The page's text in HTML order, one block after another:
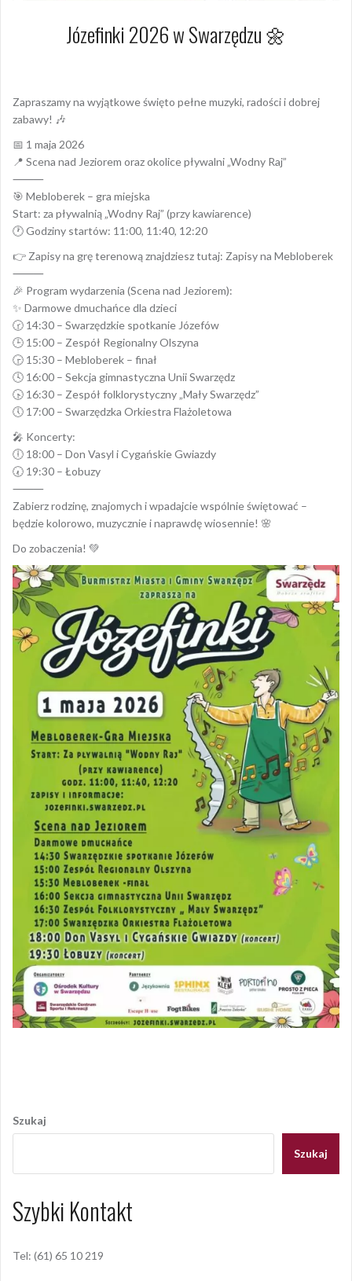
Józefinki 2026 w Swarzędzu 🌼
Zapraszamy na wyjątkowe święto pełne muzyki, radości i dobrej
zabawy! 🎶
📅 1 maja 2026
📍 Scena nad Jeziorem oraz okolice pływalni „Wodny Raj”
⸻
🎯 Mebloberek – gra miejska
Start: za pływalnią „Wodny Raj” (przy kawiarence)
🕐 Godziny startów: 11:00, 11:40, 12:20
👉 Zapisy na grę terenową znajdziesz tutaj: Zapisy na Mebloberek
⸻
🎉 Program wydarzenia (Scena nad Jeziorem):
✨ Darmowe dmuchańce dla dzieci
🕝 14:30 – Swarzędzkie spotkanie Józefów
🕒 15:00 – Zespół Regionalny Olszyna
🕞 15:30 – Mebloberek – finał
🕓 16:00 – Sekcja gimnastyczna Unii Swarzędz
🕟 16:30 – Zespół folklorystyczny „Mały Swarzędz”
🕔 17:00 – Swarzędzka Orkiestra Flażoletowa
🎤 Koncerty:
🕕 18:00 – Don Vasyl i Cygańskie Gwiazdy
🕢 19:30 – Łobuzy
⸻
Zabierz rodzinę, znajomych i wpadajcie wspólnie świętować –
będzie kolorowo, muzycznie i naprawdę wiosennie! 🌸
Do zobaczenia! 💚
wpisu
Szukaj
Szukaj
Szybki Kontakt
Tel: (61) 65 10 219